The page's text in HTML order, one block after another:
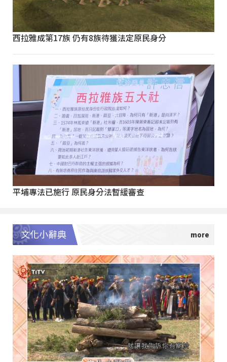
西拉雅成第17族 仍有8族待獲法定原民身分
平埔專法已施行 原民身分法暫緩審查
文化小辭典